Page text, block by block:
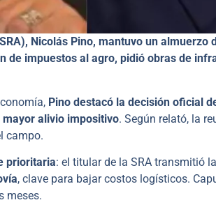
Nicolás Pino, mantuvo un
de impuestos al agro, pidió obras de
Pino destacó la decisión oficial
mayor alivio impositivo. Según relató, la
campo.
prioritaria: el titular de la SRA transmitió
, clave para bajar costos logísticos.
meses.